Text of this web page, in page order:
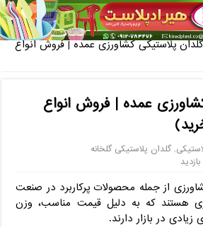
به صورت آنلاین
گلدان پلاستیکی کشاورزی عمده | فروش انواع
عمده | فروش انواع
,گلدان پلاستیکی گلخانه
از جمله محصولات پرکاربرد در صنعت
هستند که به دلیل قیمت مناسب، وزن
در بازار دارند.